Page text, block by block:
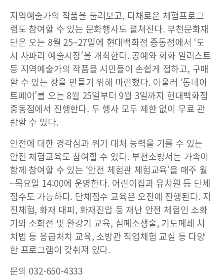
지역예술가의 작품을 둘러보고, 다채로운 체험프로그
램도 참여할 수 있는 문화행사도 펼쳐진다. 부천문화재
단은 오는 8월 25~27일에 현대백화점 중동점에서 ‘도
시 사파리 예술시장’을 개최한다. 공예와 회화 일러스트
등 지역예술가의 작품을 시민들이 손쉽게 접하고, 구매
할 수 있는 장을 만들기 위해 마련했다. 아울러 ‘동네아
트페어’를 오는 8월 25일부터 9월 3일까지 현대백화점
중동점에서 진행한다. 두 행사 모두 제한 없이 무료 관
람할 수 있다.
안전에 대한 경각심과 위기 대처 능력을 기를 수 있는
안전 체험교육도 참여할 수 있다. 부천소방서는 가족이
함께 참여할 수 있는 ‘안전 체험관 체험교육’을 매주 월
~목요일 14:00에 운영한다. 어린이집과 유치원 등 단체
접수도 가능하다. 단체접수 교육은 오전에 진행된다. 지
진체험, 화재 대피, 화재진압 등 재난 안전 체험인 소화
기와 소화전 및 완강기 교육, 심폐소생술, 기도폐쇄 처
치법 등 응급처치 교육, 소방관 직업체험 교실 등 다양
한 프로그램이 갖춰져 있다.
문의 032-650-4333